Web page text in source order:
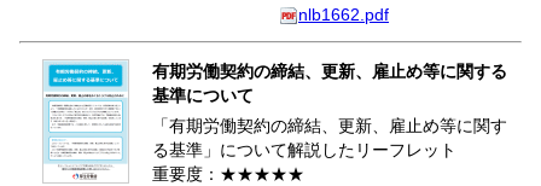
nlb1662.pdf
有期労働契約の締結、更新、雇止め等に関する
基準について
「有期労働契約の締結、更新、雇止め等に関す
る基準」について解説したリーフレット
重要度：★★★★★